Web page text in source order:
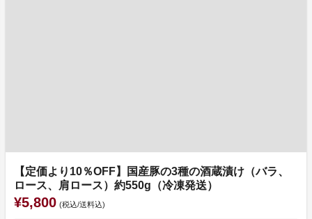
【定価より10％OFF】国産豚の3種の酒蔵漬け（バラ、
ロース、肩ロース）約550g（冷凍発送）
¥5,800 (税込/送料込)